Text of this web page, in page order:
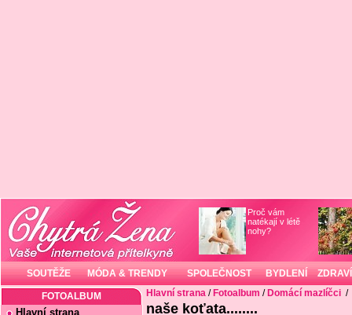
Proč vám
natékají v létě
nohy?
SOUTĚŽE MÓDA & TRENDY SPOLEČNOST BYDLENÍ ZDRAVÍ
FOTOALBUM
Hlavní strana
Hlavní strana / Fotoalbum / Domácí mazlíčci /
naše koťata........